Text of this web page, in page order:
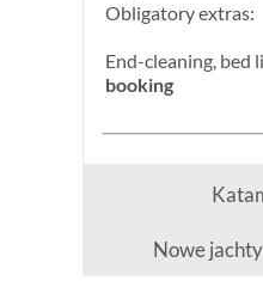
Obligatory extras:
End-cleaning, bed
booking
Nowe